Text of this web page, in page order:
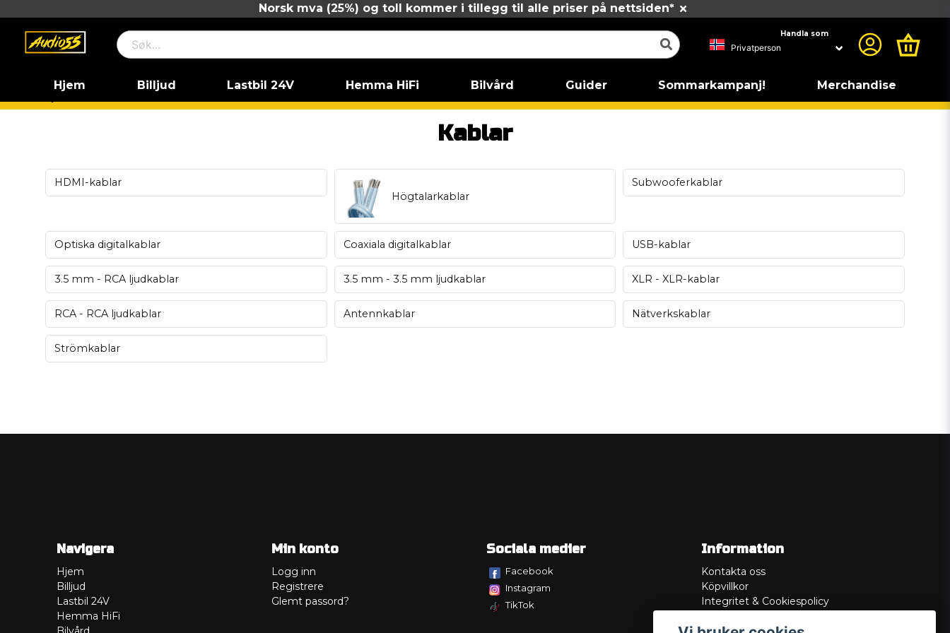
Norsk mva (25%) og toll kommer i tillegg til alle priser på nettsiden*
Handla som
Hjem Billjud Lastbil 24V Hemma HiFi Bilvård Guider Sommarkampanj! Merchandise
Kablar
HDMI-kablar
Högtalarkablar
Subwooferkablar
Optiska digitalkablar Coaxiala digitalkablar USB-kablar
3.5 mm - RCA ljudkablar 3.5 mm - 3.5 mm ljudkablar XLR - XLR-kablar
RCA - RCA ljudkablar Antennkablar Nätverkskablar
Strömkablar
Navigera
Hjem
Billjud
Lastbil 24V
Hemma HiFi
Min konto
Logg inn
Registrere
Glemt passord?
Sociala medier
Facebook
Instagram
TikTok
Information
Kontakta oss
Köpvillkor
Integritet & Cookiespolicy